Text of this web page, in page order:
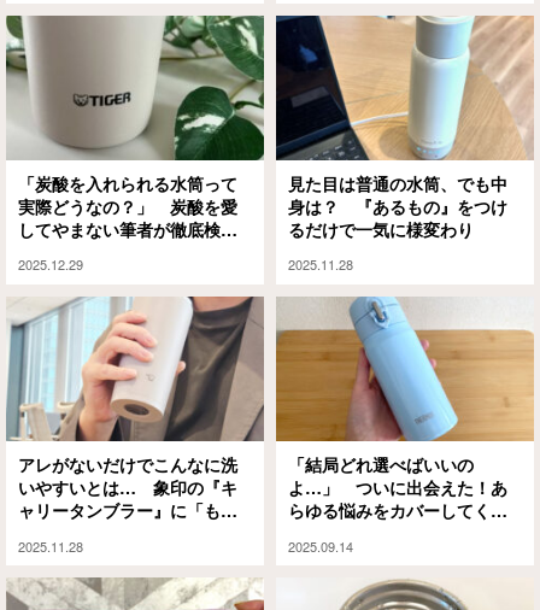
「炭酸を入れられる水筒って
実際どうなの？」 炭酸を愛
してやまない筆者が徹底検証
2025.12.29
見た目は普通の水筒、でも中
身は？ 『あるもの』をつけ
るだけで一気に様変わり
2025.11.28
アレがないだけでこんなに洗
いやすいとは… 象印の『キ
ャリータンブラー』に「もっ
2025.11.28
「結局どれ選べばいいの
よ…」 ついに出会えた！あ
らゆる悩みをカバーしてくれ
ス』でした
2025.09.14